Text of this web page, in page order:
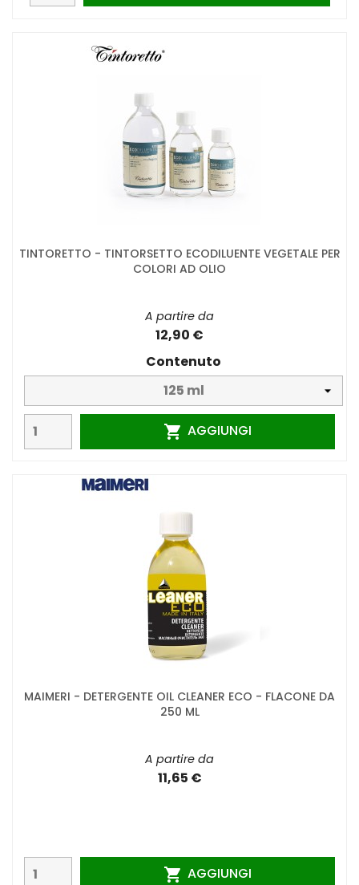
TINTORETTO - TINTORSETTO ECODILUENTE VEGETALE PER
COLORI AD OLIO
A partire da
12,90 €
Contenuto
 AGGIUNGI
MAIMERI - DETERGENTE OIL CLEANER ECO - FLACONE DA
250 ML
A partire da
11,65 €
 AGGIUNGI